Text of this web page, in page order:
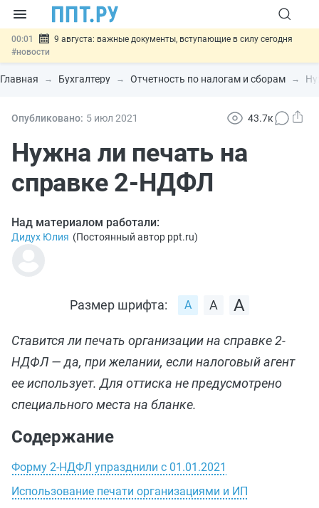
00:01
9 августа: важные документы, вступающие в силу сегодня
#новости
07.08 Подписан закон о блокировке продажи опасных товаров через
«Честный знак»#новости
07.08 Госпошлину за устранение ошибок в документах предлагают
07.08
отношений#новости
Главная Бухгалтеру Отчетность по налогам и сборам
Опубликовано: 5 июл 2021 43.7к
Нужна ли печать на
справке 2-НДФЛ
Над материалом работали:
Дидух Юлия (Постоянный автор ppt.ru)
Размер шрифта:
Ставится ли печать организации на справке 2-
НДФЛ — да, при желании, если налоговый агент
ее использует. Для оттиска не предусмотрено
специального места на бланке.
Содержание
Форму 2-НДФЛ упразднили с 01.01.2021
Использование печати организациями и ИП